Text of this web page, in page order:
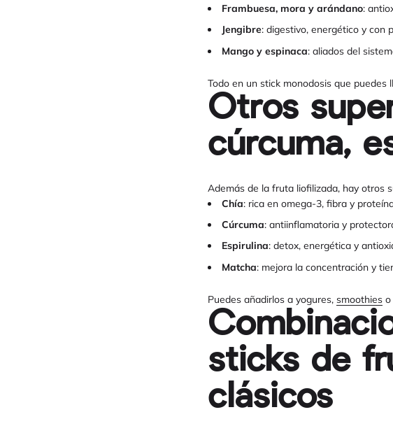
Frambuesa, mora y arándano:
Jengibre: digestivo, energético y con
Mango y espinaca: aliados del
Todo en un stick monodosis que
Otros
cúrcuma,
Además de la fruta liofilizada, hay otros
Chía: rica en omega-3, fibra y
Cúrcuma: antiinflamatoria y
Espirulina: detox, energética y
Matcha: mejora la concentración y
Puedes añadirlos a yogures, smoothies o
sticks de
clásicos